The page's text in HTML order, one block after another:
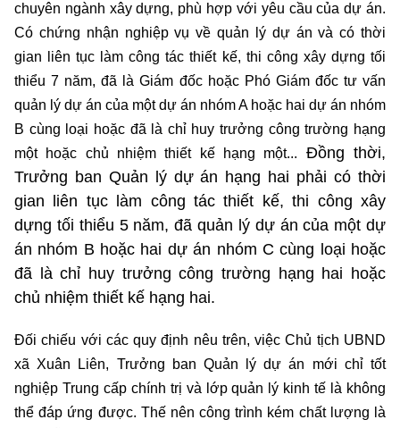
chuyên ngành xây dựng, phù hợp với yêu cầu của dự án.
Có chứng nhận nghiệp vụ về quản lý dự án và có thời
gian liên tục làm công tác thiết kế, thi công xây dựng tối
thiểu 7 năm, đã là Giám đốc hoặc Phó Giám đốc tư vấn
quản lý dự án của một dự án nhóm A hoặc hai dự án nhóm
B cùng loại hoặc đã là chỉ huy trưởng công trường hạng
một hoặc chủ nhiệm thiết kế hạng một... Đồng thời,
Trưởng ban Quản lý dự án hạng hai phải có thời
gian liên tục làm công tác thiết kế, thi công xây
dựng tối thiểu 5 năm, đã quản lý dự án của một dự
án nhóm B hoặc hai dự án nhóm C cùng loại hoặc
đã là chỉ huy trưởng công trường hạng hai hoặc
chủ nhiệm thiết kế hạng hai.
Đối chiếu với các quy định nêu trên, việc Chủ tịch UBND
xã Xuân Liên, Trưởng ban Quản lý dự án mới chỉ tốt
nghiệp Trung cấp chính trị và lớp quản lý kinh tế là không
thể đáp ứng được. Thế nên công trình kém chất lượng là